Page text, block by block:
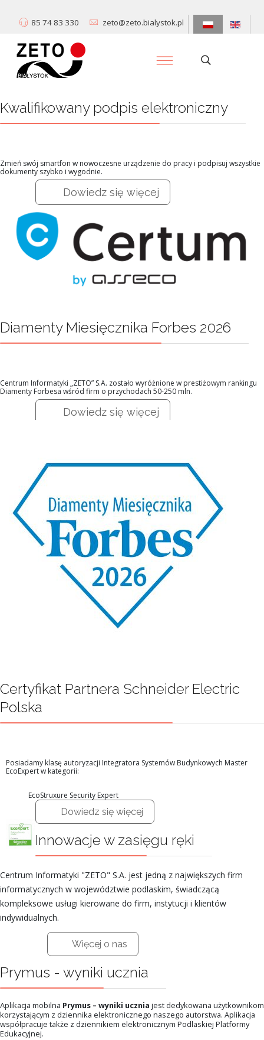
85 74 83 330 zeto@zeto.bialystok.pl
Kwalifikowany podpis elektroniczny
Zmień swój smartfon w nowoczesne urządzenie do pracy i podpisuj wszystkie
dokumenty szybko i wygodnie.
Dowiedz się więcej
Diamenty Miesięcznika Forbes 2026
Centrum Informatyki „ZETO” S.A. zostało wyróżnione w prestiżowym rankingu
Diamenty Forbesa wśród firm o przychodach 50-250 mln.
Dowiedz się więcej
Certyfikat Partnera Schneider Electric
Polska
Posiadamy klasę autoryzacji Integratora Systemów Budynkowych Master
EcoExpert w kategorii:
EcoStruxure Security Expert
Dowiedz się więcej
Innowacje w zasięgu ręki
Centrum Informatyki "ZETO" S.A. jest jedną z największych firm
informatycznych w województwie podlaskim, świadczącą
kompleksowe usługi kierowane do firm, instytucji i klientów
indywidualnych.
Więcej o nas
Prymus - wyniki ucznia
Aplikacja mobilna Prymus – wyniki ucznia jest dedykowana użytkownikom
korzystającym z dziennika elektronicznego naszego autorstwa. Aplikacja
współpracuje także z dziennikiem elektronicznym Podlaskiej Platformy
Edukacyjnej.